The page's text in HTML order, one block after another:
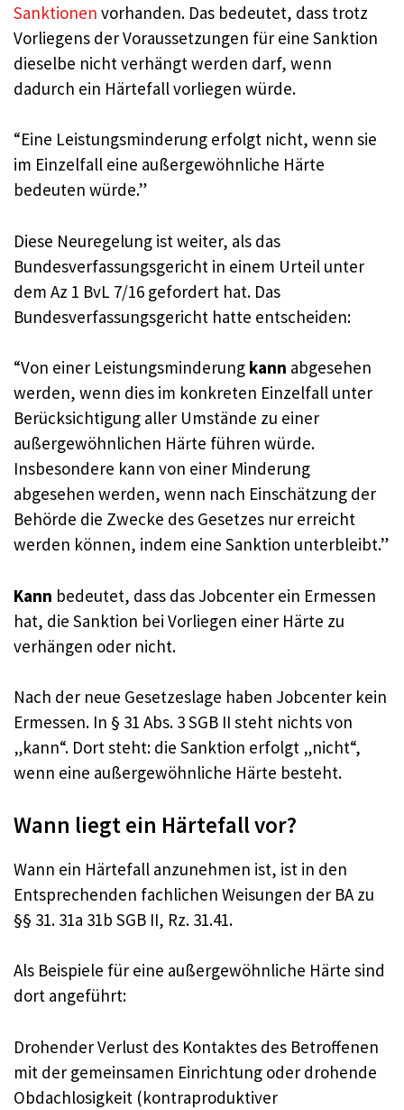
Sanktionen vorhanden. Das bedeutet, dass trotz
Vorliegens der Voraussetzungen für eine Sanktion
dieselbe nicht verhängt werden darf, wenn
dadurch ein Härtefall vorliegen würde.
“Eine Leistungsminderung erfolgt nicht, wenn sie
im Einzelfall eine außergewöhnliche Härte
bedeuten würde.”
Diese Neuregelung ist weiter, als das
Bundesverfassungsgericht in einem Urteil unter
dem Az 1 BvL 7/16 gefordert hat. Das
Bundesverfassungsgericht hatte entscheiden:
“Von einer Leistungsminderung kann abgesehen
werden, wenn dies im konkreten Einzelfall unter
Berücksichtigung aller Umstände zu einer
außergewöhnlichen Härte führen würde.
Insbesondere kann von einer Minderung
abgesehen werden, wenn nach Einschätzung der
Behörde die Zwecke des Gesetzes nur erreicht
werden können, indem eine Sanktion unterbleibt.”
Kann bedeutet, dass das Jobcenter ein Ermessen
hat, die Sanktion bei Vorliegen einer Härte zu
verhängen oder nicht.
Nach der neue Gesetzeslage haben Jobcenter kein
Ermessen. In § 31 Abs. 3 SGB II steht nichts von
„kann“. Dort steht: die Sanktion erfolgt „nicht“,
wenn eine außergewöhnliche Härte besteht.
Wann liegt ein Härtefall vor?
Wann ein Härtefall anzunehmen ist, ist in den
Entsprechenden fachlichen Weisungen der BA zu
§§ 31. 31a 31b SGB II, Rz. 31.41.
Als Beispiele für eine außergewöhnliche Härte sind
dort angeführt:
Drohender Verlust des Kontaktes des Betroffenen
mit der gemeinsamen Einrichtung oder drohende
Obdachlosigkeit (kontraproduktiver